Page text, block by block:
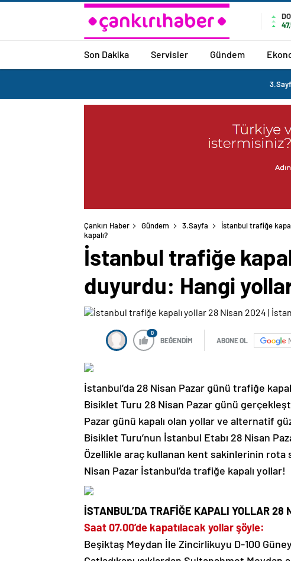
Son Dakika Servisler Gündem
Çankırı Haber Gündem 3.Sayfa
İstanbul trafiğe
kapalı?
İstanbul trafiğe
duyurdu: Hangi
0
BEĞENDİM ABONE OL
İstanbul’da 28 Nisan Pazar günü trafiğe
Bisiklet Turu 28 Nisan Pazar günü
Pazar günü kapalı olan yollar ve alternatif
Bisiklet Turu’nun İstanbul Etabı 28 Nisan
Özellikle araç kullanan kent sakinlerinin
Nisan Pazar İstanbul’da trafiğe kapalı yollar!
İSTANBUL’DA TRAFİĞE KAPALI YOLLAR 28
Saat 07.00’de kapatılacak yollar şöyle:
Beşiktaş Meydan İle Zincirlikuyu D-100 Güney